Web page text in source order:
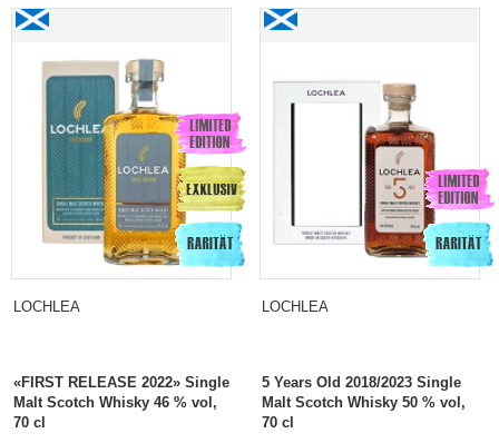
Lochlea «FIRST RELEASE 2022» Single Malt Scotch
LOCHLEA
«FIRST RELEASE 2022» Single
Malt Scotch Whisky 46 % vol,
70 cl
Lochlea 5 Years Old
LOCHLEA
5 Years Old 2018/2023 Single
Malt Scotch Whisky 50 % vol,
70 cl